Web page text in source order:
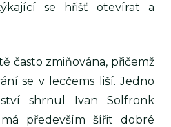
se hřišť otevírat a
často zmiňována, přičemž
se v lecčems liší. Jedno
shrnul Ivan Solfronk
především šířit dobré